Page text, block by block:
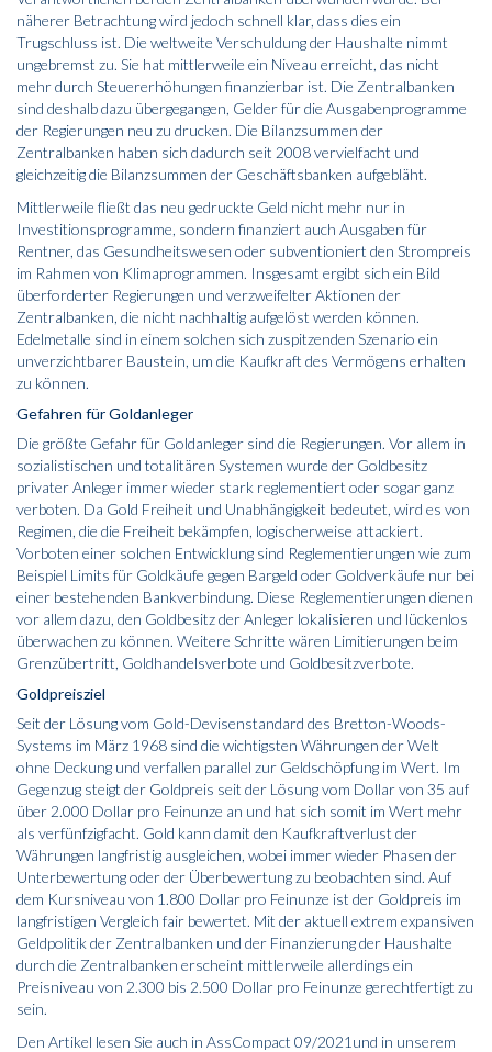
näherer Betrachtung wird jedoch schnell klar, dass dies ein
Trugschluss ist. Die weltweite Verschuldung der Haushalte nimmt
ungebremst zu. Sie hat mittlerweile ein Niveau erreicht, das nicht
mehr durch Steuer­erhöhungen finanzierbar ist. Die Zentralbanken
sind deshalb dazu übergegangen, Gelder für die Ausgabenprogramme
der Regierungen neu zu drucken. Die Bilanzsummen der
Zentralbanken haben sich dadurch seit 2008 vervielfacht und
gleichzeitig die Bilanzsummen der Geschäftsbanken aufgebläht.
Mittlerweile fließt das neu gedruckte Geld nicht mehr nur in
Investitionsprogramme, sondern finanziert auch Ausgaben für
Rentner, das Gesundheitswesen oder subventioniert den Strompreis
im Rahmen von Klimaprogrammen. Insgesamt ergibt sich ein Bild
überforderter Regierungen und verzweifelter Aktionen der
Zentralbanken, die nicht nach­haltig aufgelöst werden können.
Edelmetalle sind in einem solchen sich zuspitzenden Szenario ein
unverzichtbarer Baustein, um die Kaufkraft des Vermögens erhalten
zu können.
Gefahren für Goldanleger
Die größte Gefahr für Gold­anleger sind die Regierungen. Vor allem in
sozialistischen und totalitären Systemen wurde der Goldbesitz
privater Anleger immer wieder stark reglementiert oder sogar ganz
verboten. Da Gold Freiheit und Unabhängigkeit bedeutet, wird es von
Regimen, die die Freiheit bekämpfen, logischerweise attackiert.
Vorboten einer solchen Entwicklung sind Reglementierungen wie zum
Beispiel Limits für Goldkäufe gegen Bargeld oder Goldverkäufe nur bei
einer bestehenden Bankverbindung. Diese Reglementierungen dienen
vor allem dazu, den Gold­besitz der Anleger lokalisieren und lückenlos
überwachen zu können. Weitere Schritte wären Limitierungen beim
Grenzübertritt, Goldhandelsverbote und Goldbesitzverbote.
Goldpreisziel
Seit der Lösung vom Gold-­Devisenstandard des Bretton-Woods-
Systems im März 1968 sind die wichtigsten Währungen der Welt
ohne Deckung und verfallen parallel zur Geldschöpfung im Wert. Im
Gegenzug steigt der Goldpreis seit der Lösung vom Dollar von 35 auf
über 2.000 Dollar pro Feinunze an und hat sich somit im Wert mehr
als verfünfzigfacht. Gold kann damit den Kaufkraftverlust der
Währungen langfristig ausgleichen, wobei immer wieder Phasen der
Unterbewertung oder der Überbewertung zu beobachten sind. Auf
dem Kursniveau von 1.800 Dollar pro Feinunze ist der Goldpreis im
langfristigen Vergleich fair bewertet. Mit der aktuell extrem expansiven
Geldpolitik der Zentralbanken und der Finanzierung der Haushalte
durch die Zentralbanken erscheint mittlerweile allerdings ein
Preisniveau von 2.300 bis 2.500 Dollar pro Feinunze gerechtfertigt zu
sein.
Den Artikel lesen Sie auch in AssCompact 09/2021und in unserem